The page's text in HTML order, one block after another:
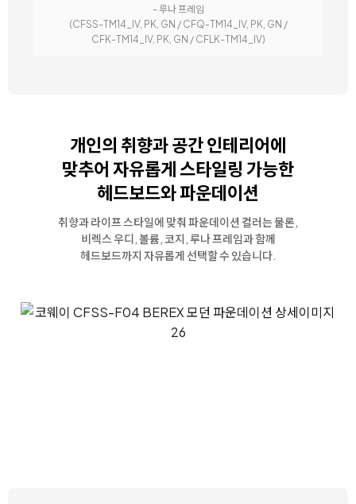
- 루나 프레임
(CFSS-TM14_IV, PK, GN / CFQ-TM14_IV, PK, GN /
CFK-TM14_IV, PK, GN / CFLK-TM14_IV)
개인의 취향과 공간 인테리어에
맞추어 자유롭게 스타일링 가능한
헤드보드와 파운데이션
취향과 라이프 스타일에 맞춰 파운데이션 컬러는 물론,
비렉스 우디, 볼륨, 코지, 루나 프레임과 함께
헤드보드까지 자유롭게 선택할 수 있습니다.